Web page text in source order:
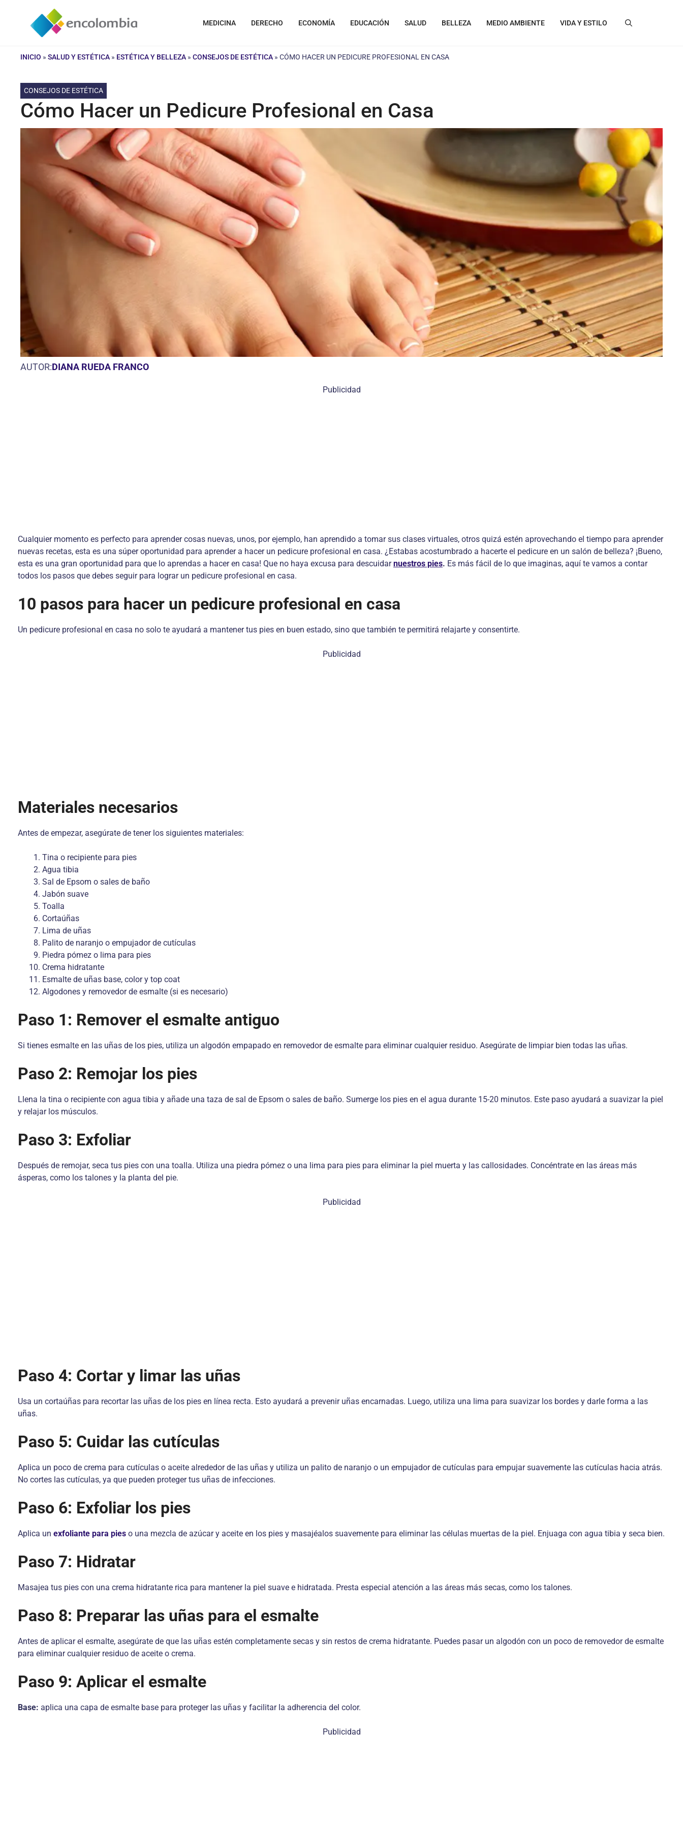
contenido
MEDICINA DERECHO ECONOMÍA EDUCACIÓN SALUD BELLEZA MEDIO AMBIENTE VIDA Y ESTILO
INICIO » SALUD Y ESTÉTICA » ESTÉTICA Y BELLEZA » CONSEJOS DE ESTÉTICA » CÓMO HACER UN PEDICURE PROFESIONAL EN CASA
CONSEJOS DE ESTÉTICA
Cómo Hacer un Pedicure Profesional en Casa
AUTOR:DIANA RUEDA FRANCO
Publicidad
Cualquier momento es perfecto para aprender cosas nuevas, unos, por ejemplo, han aprendido a tomar sus clases virtuales, otros quizá estén aprovechando el tiempo para aprender
nuevas recetas, esta es una súper oportunidad para aprender a hacer un pedicure profesional en casa. ¿Estabas acostumbrado a hacerte el pedicure en un salón de belleza? ¡Bueno,
esta es una gran oportunidad para que lo aprendas a hacer en casa! Que no haya excusa para descuidarnuestros pies. Es más fácil de lo que imaginas, aquí te vamos a contar
todos los pasos que debes seguir para lograr un pedicure profesional en casa.
10 pasos para hacer un pedicure profesional en casa
Un pedicure profesional en casa no solo te ayudará a mantener tus pies en buen estado, sino que también te permitirá relajarte y consentirte.
Publicidad
Materiales necesarios
Antes de empezar, asegúrate de tener los siguientes materiales:
Tina o recipiente para pies
Agua tibia
Sal de Epsom o sales de baño
Jabón suave
Toalla
Cortaúñas
Lima de uñas
Palito de naranjo o empujador de cutículas
Piedra pómez o lima para pies
Crema hidratante
Esmalte de uñas base, color y top coat
Algodones y removedor de esmalte (si es necesario)
Paso 1: Remover el esmalte antiguo
Si tienes esmalte en las uñas de los pies, utiliza un algodón empapado en removedor de esmalte para eliminar cualquier residuo. Asegúrate de limpiar bien todas las uñas.
Paso 2: Remojar los pies
Llena la tina o recipiente con agua tibia y añade una taza de sal de Epsom o sales de baño. Sumerge los pies en el agua durante 15-20 minutos. Este paso ayudará a suavizar la piel
y relajar los músculos.
Paso 3: Exfoliar
Después de remojar, seca tus pies con una toalla. Utiliza una piedra pómez o una lima para pies para eliminar la piel muerta y las callosidades. Concéntrate en las áreas más
ásperas, como los talones y la planta del pie.
Publicidad
Paso 4: Cortar y limar las uñas
Usa un cortaúñas para recortar las uñas de los pies en línea recta. Esto ayudará a prevenir uñas encarnadas. Luego, utiliza una lima para suavizar los bordes y darle forma a las
uñas.
Paso 5: Cuidar las cutículas
Aplica un poco de crema para cutículas o aceite alrededor de las uñas y utiliza un palito de naranjo o un empujador de cutículas para empujar suavemente las cutículas hacia atrás.
No cortes las cutículas, ya que pueden proteger tus uñas de infecciones.
Paso 6: Exfoliar los pies
Aplica un exfoliante para pies o una mezcla de azúcar y aceite en los pies y masajéalos suavemente para eliminar las células muertas de la piel. Enjuaga con agua tibia y seca bien.
Paso 7: Hidratar
Masajea tus pies con una crema hidratante rica para mantener la piel suave e hidratada. Presta especial atención a las áreas más secas, como los talones.
Paso 8: Preparar las uñas para el esmalte
Antes de aplicar el esmalte, asegúrate de que las uñas estén completamente secas y sin restos de crema hidratante. Puedes pasar un algodón con un poco de removedor de esmalte
para eliminar cualquier residuo de aceite o crema.
Paso 9: Aplicar el esmalte
Base: aplica una capa de esmalte base para proteger las uñas y facilitar la adherencia del color.
Publicidad